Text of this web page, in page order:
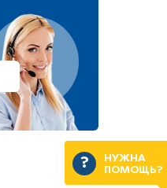
НУЖНА
ПОМОЩЬ?